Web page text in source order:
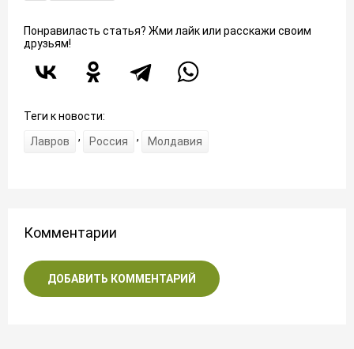
Понравиласть статья? Жми лайк или расскажи своим
друзьям!
Теги к новости:
Лавров
, Россия , Молдавия
Комментарии
ДОБАВИТЬ КОММЕНТАРИЙ